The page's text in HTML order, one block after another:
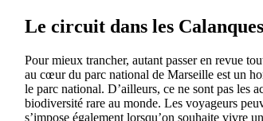
Le circuit dans les
Pour mieux trancher, autant passer en revue
au cœur du parc national de Marseille est un
le parc national. D’ailleurs, ce ne sont pas les
biodiversité rare au monde. Les voyageurs
s’impose également lorsqu’on souhaite vivre